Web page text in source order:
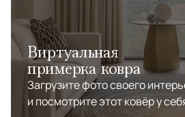
Виртуальная
примерка ковра
Загрузите фото своего
и посмотрите этот ковёр у